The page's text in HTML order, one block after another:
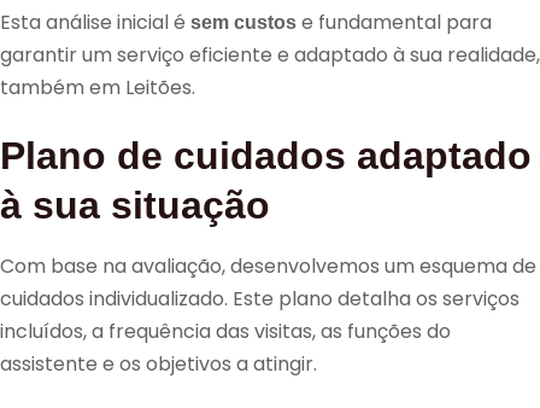
Esta análise inicial é sem custos e fundamental para
garantir um serviço eficiente e adaptado à sua realidade,
também em Leitões.
Plano de cuidados adaptado
à sua situação
Com base na avaliação, desenvolvemos um esquema de
cuidados individualizado. Este plano detalha os serviços
incluídos, a frequência das visitas, as funções do
assistente e os objetivos a atingir.